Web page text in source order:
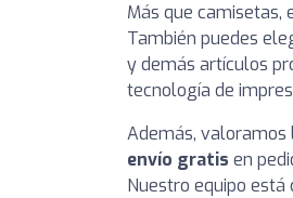
Más que camisetas,
También puedes
y demás artículos
tecnología de
Además, valoramos
envío gratis en
Nuestro equipo